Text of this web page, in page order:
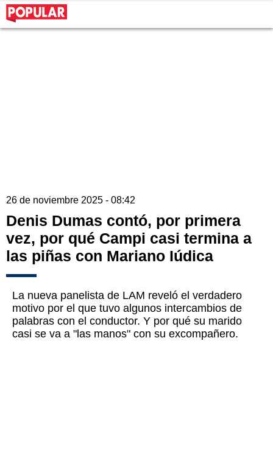
26 de noviembre 2025 - 08:42
Denis Dumas contó, por primera
vez, por qué Campi casi termina a
las piñas con Mariano Iúdica
La nueva panelista de LAM reveló el verdadero
motivo por el que tuvo algunos intercambios de
palabras con el conductor. Y por qué su marido
casi se va a "las manos" con su excompañero.